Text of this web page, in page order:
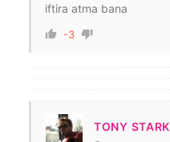
iftira atma bana
-3
TONY STARK